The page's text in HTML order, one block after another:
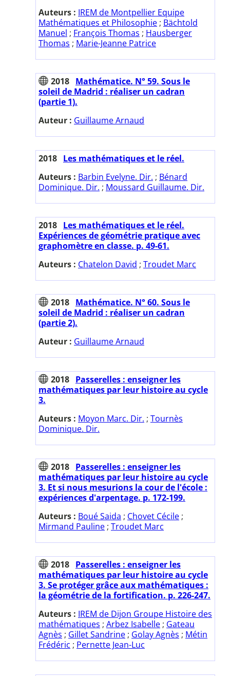
Auteurs : IREM de Montpellier Equipe
Mathématiques et Philosophie ; Bächtold
Manuel ; François Thomas ; Hausberger
Thomas ; Marie-Jeanne Patrice
2018 Mathématice. N° 59. Sous le
soleil de Madrid : réaliser un cadran
(partie 1).
Auteur : Guillaume Arnaud
2018 Les mathématiques et le réel.
Auteurs : Barbin Evelyne. Dir. ; Bénard
Dominique. Dir. ; Moussard Guillaume. Dir.
2018 Les mathématiques et le réel.
Expériences de géométrie pratique avec
graphomètre en classe. p. 49-61.
Auteurs : Chatelon David ; Troudet Marc
2018 Mathématice. N° 60. Sous le
soleil de Madrid : réaliser un cadran
(partie 2).
Auteur : Guillaume Arnaud
2018 Passerelles : enseigner les
mathématiques par leur histoire au cycle
3.
Auteurs : Moyon Marc. Dir. ; Tournès
Dominique. Dir.
2018 Passerelles : enseigner les
mathématiques par leur histoire au cycle
3. Et si nous mesurions la cour de l'école :
expériences d'arpentage. p. 172-199.
Auteurs : Boué Saida ; Chovet Cécile ;
Mirmand Pauline ; Troudet Marc
2018 Passerelles : enseigner les
mathématiques par leur histoire au cycle
3. Se protéger grâce aux mathématiques :
la géométrie de la fortification. p. 226-247.
Auteurs : IREM de Dijon Groupe Histoire des
mathématiques ; Arbez Isabelle ; Gateau
Agnès ; Gillet Sandrine ; Golay Agnès ; Métin
Frédéric ; Pernette Jean-Luc